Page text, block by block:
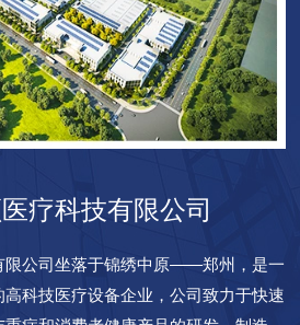
疗科技有限公司
限公司坐落于锦绣中原——郑州，是一
科技医疗设备企业，公司致力于快速